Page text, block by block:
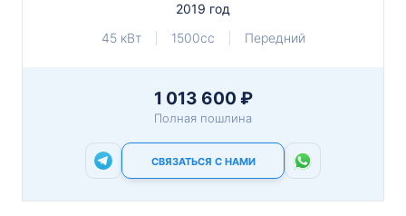
2019 год
45 кВт
1500cc Передний
1 013 600 ₽
Полная пошлина
СВЯЗАТЬСЯ С НАМИ